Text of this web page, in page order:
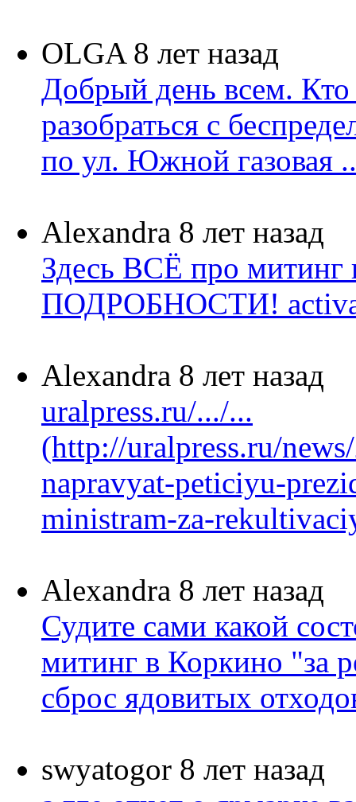
OLGA 8 лет назад
Добрый день всем.
разобраться с
по ул. Южной газовая
Alexandra 8 лет назад
Здесь ВСЁ про
ПОДРОБНОСТИ!
Alexandra 8 лет назад
uralpress.ru/.../...
(http://uralpress.ru/
napravyat-peticiyu-
ministram-za-
Alexandra 8 лет назад
Судите сами какой
митинг в Коркино "за
сброс ядовитых
swyatogor 8 лет назад